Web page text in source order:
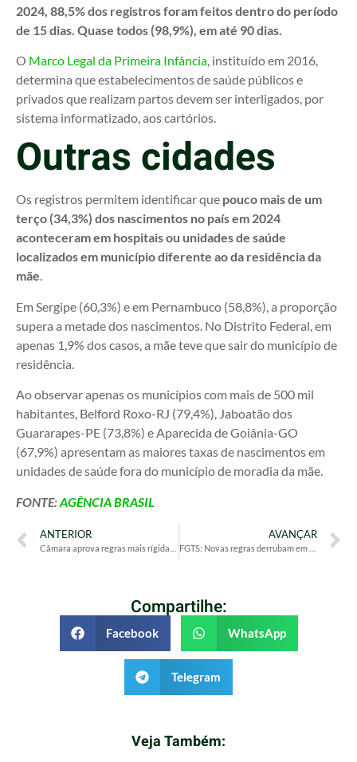
2024, 88,5% dos registros foram feitos dentro do período
de 15 dias. Quase todos (98,9%), em até 90 dias.
O Marco Legal da Primeira Infância, instituído em 2016,
determina que estabelecimentos de saúde públicos e
privados que realizam partos devem ser interligados, por
sistema informatizado, aos cartórios.
Outras cidades
Os registros permitem identificar que pouco mais de um
terço (34,3%) dos nascimentos no país em 2024
aconteceram em hospitais ou unidades de saúde
localizados em município diferente ao da residência da
mãe.
Em Sergipe (60,3%) e em Pernambuco (58,8%), a proporção
supera a metade dos nascimentos. No Distrito Federal, em
apenas 1,9% dos casos, a mãe teve que sair do município de
residência.
Ao observar apenas os municípios com mais de 500 mil
habitantes, Belford Roxo-RJ (79,4%), Jaboatão dos
Guararapes-PE (73,8%) e Aparecida de Goiânia-GO
(67,9%) apresentam as maiores taxas de nascimentos em
unidades de saúde fora do município de moradia da mãe.
FONTE:AGÊNCIA BRASIL
ANTERIOR AVANÇAR
Compartilhe:
Facebook WhatsApp
Telegram
Veja Também: